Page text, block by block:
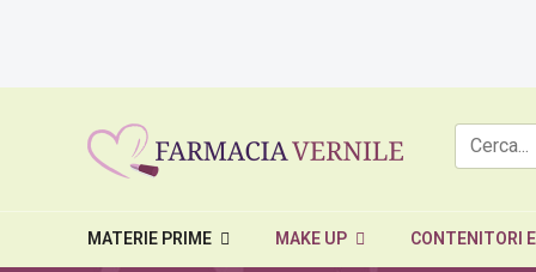
MATERIE PRIME MAKE UP CONTENITORI